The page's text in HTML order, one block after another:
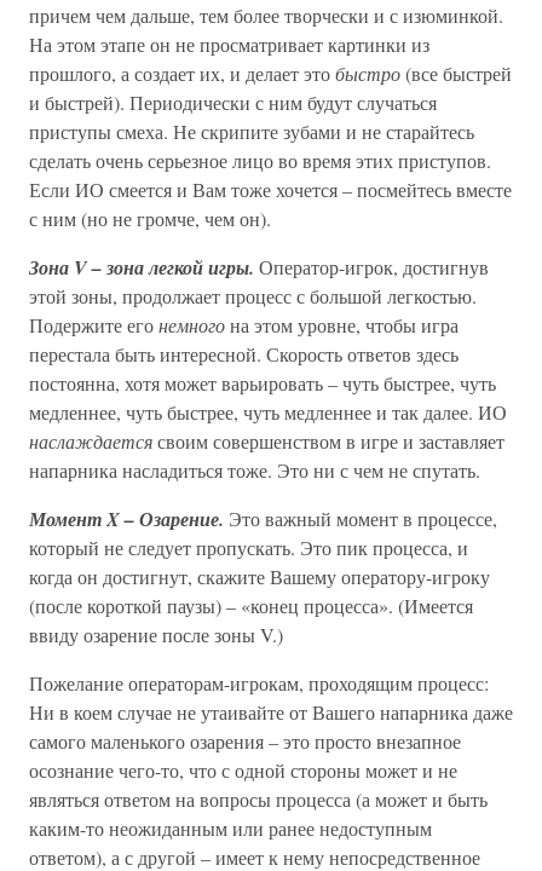
причем чем дальше, тем более творчески и с изюминкой.
На этом этапе он не просматривает картинки из
прошлого, а создает их, и делает этобыстро(все быстрей
и быстрей). Периодически с ним будут случаться
приступы смеха. Не скрипите зубами и не старайтесь
сделать очень серьезное лицо во время этих приступов.
Если ИО смеется и Вам тоже хочется – посмейтесь вместе
с ним (но не громче, чем он).
Зона V – зона легкой игры. Оператор-игрок, достигнув
этой зоны, продолжает процесс с большой легкостью.
Подержите егонемногона этом уровне, чтобы игра
перестала быть интересной. Скорость ответов здесь
постоянна, хотя может варьировать – чуть быстрее, чуть
медленнее, чуть быстрее, чуть медленнее и так далее. ИО
наслаждаетсясвоим совершенством в игре и заставляет
напарника насладиться тоже. Это ни с чем не спутать.
Момент X – Озарение. Это важный момент в процессе,
который не следует пропускать. Это пик процесса, и
когда он достигнут, скажите Вашему оператору-игроку
(после короткой паузы) – «конец процесса». (Имеется
ввиду озарение после зоны V.)
Пожелание операторам-игрокам, проходящим процесс:
Ни в коем случае не утаивайте от Вашего напарника даже
самого маленького озарения – это просто внезапное
осознание чего-то, что с одной стороны может и не
являться ответом на вопросы процесса (а может и быть
каким-то неожиданным или ранее недоступным
ответом), а с другой – имеет к нему непосредственное